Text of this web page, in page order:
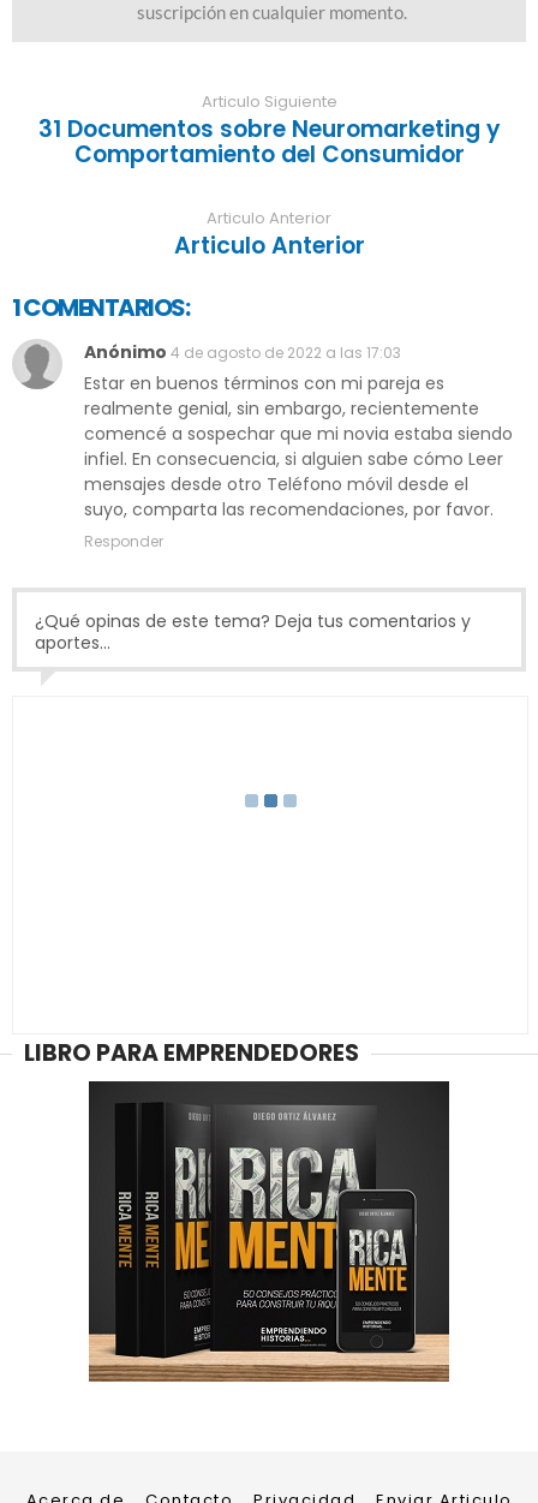
Articulo Siguiente
31 Documentos sobre Neuromarketing y
Comportamiento del Consumidor
Articulo Anterior
Articulo Anterior
1 COMENTARIOS:
Anónimo 4 de agosto de 2022 a las 17:03
Estar en buenos términos con mi pareja es
realmente genial, sin embargo, recientemente
comencé a sospechar que mi novia estaba siendo
infiel. En consecuencia, si alguien sabe cómo Leer
mensajes desde otro Teléfono móvil desde el
suyo, comparta las recomendaciones, por favor.
Responder
¿Qué opinas de este tema? Deja tus comentarios y
aportes...
LIBRO PARA EMPRENDEDORES